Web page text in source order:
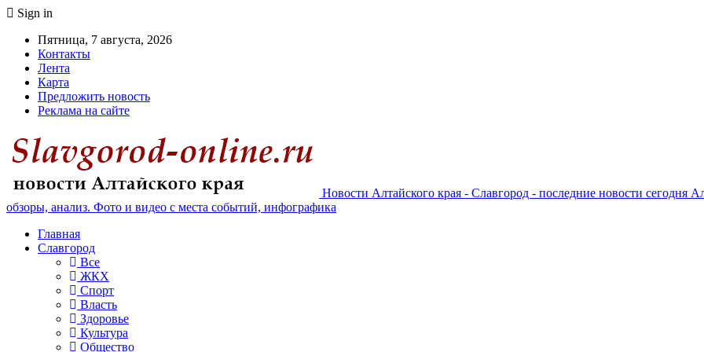
Sign in
Пятница, 7 августа, 2026
Контакты
Лента
Карта
Предложить новость
Реклама на сайте
Новости Алтайского края - Славгород - последние новости сегодня
обзоры, анализ. Фото и видео с места событий, инфографика
Главная
Славгород
Все
ЖКХ
Спорт
Власть
Здоровье
Культура
Общество